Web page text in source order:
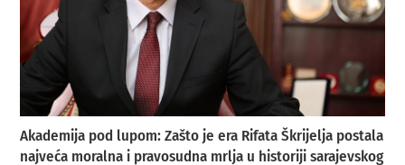
Akademija pod lupom: Zašto je era Rifata Škrijelja postala
najveća moralna i pravosudna mrlja u historiji sarajevskog